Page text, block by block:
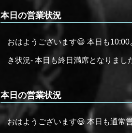
本日の営業状況
おはようございます😃 本日も
き状況- 本日も終日満席となりまし
本日の営業状況
おはようございます😃 本日も通常